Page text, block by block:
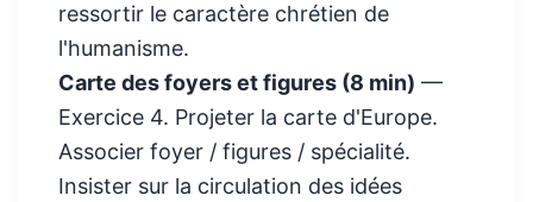
ressortir le caractère chrétien de
l'humanisme.
Carte des foyers et figures (8 min) —
Exercice 4. Projeter la carte d'Europe.
Associer foyer / figures / spécialité.
Insister sur la circulation des idées